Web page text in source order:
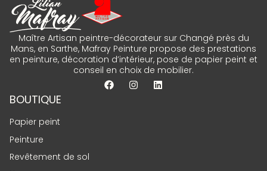
Maître Artisan peintre-décorateur sur Changé près du
Mans, en Sarthe, Mafray Peinture propose des prestations
en peinture, décoration d’intérieur, pose de papier peint et
conseil en choix de mobilier.
BOUTIQUE
Papier peint
Peinture
Revêtement de sol